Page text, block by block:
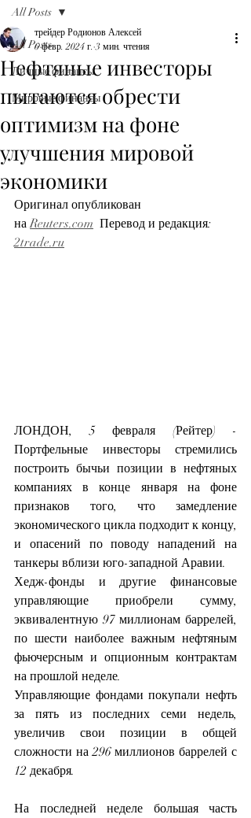
All Posts
Личные финансы
Мировые финансы
All Posts
Нефтяные инвесторы
пытаются обрести
оптимизм на фоне
улучшения мировой
экономики
трейдер Родионов Алексей
6 февр. 2024 г. 3 мин. чтения
Оригинал опубликован
на Reuters.com Перевод и редакция:
2trade.ru
ЛОНДОН, 5 февраля (Рейтер) -
Портфельные инвесторы стремились
построить бычьи позиции в нефтяных
компаниях в конце января на фоне
признаков того, что замедление
экономического цикла подходит к концу,
и опасений по поводу нападений на
танкеры вблизи юго-западной Аравии.
Хедж-фонды и другие финансовые
управляющие приобрели сумму,
эквивалентную 97 миллионам баррелей,
по шести наиболее важным нефтяным
фьючерсным и опционным контрактам
на прошлой неделе.
Управляющие фондами покупали нефть
за пять из последних семи недель,
увеличив свои позиции в общей
сложности на 296 миллионов баррелей с
12 декабря.
На последней неделе большая часть